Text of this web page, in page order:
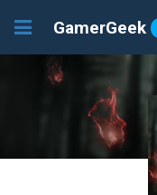
GamerGeek